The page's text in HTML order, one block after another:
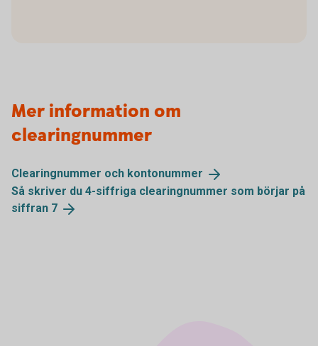
Mer information om
clearingnummer
Clearingnummer och kontonummer
Så skriver du 4-siffriga clearingnummer som börjar på
siffran 7